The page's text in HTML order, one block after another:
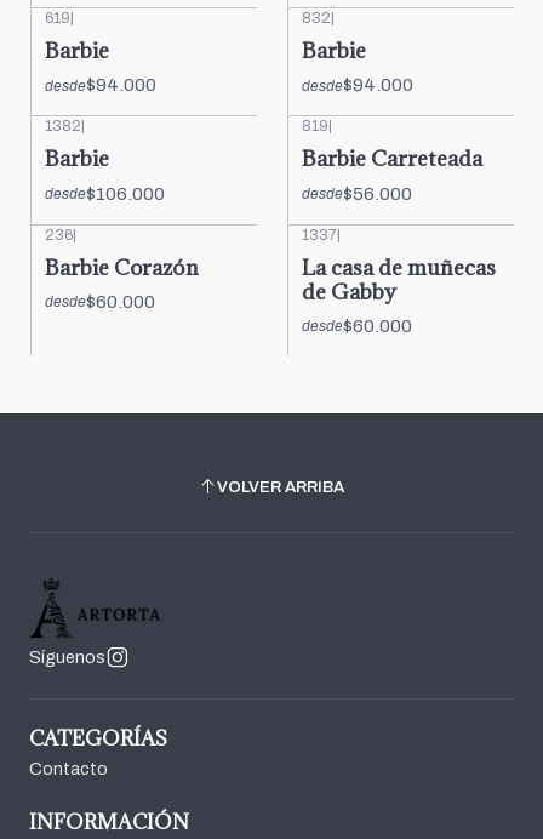
619|
Barbie
desde$94.000
832|
Barbie
desde$94.000
1382
Barbie
desde$106.000
819
Barbie Carreteada
desde$56.000
236|
Barbie Corazón
desde$60.000
1337|
La casa de muñecas
de Gabby
desde$60.000
VOLVER ARRIBA
Síguenos
CATEGORÍAS
Contacto
INFORMACIÓN